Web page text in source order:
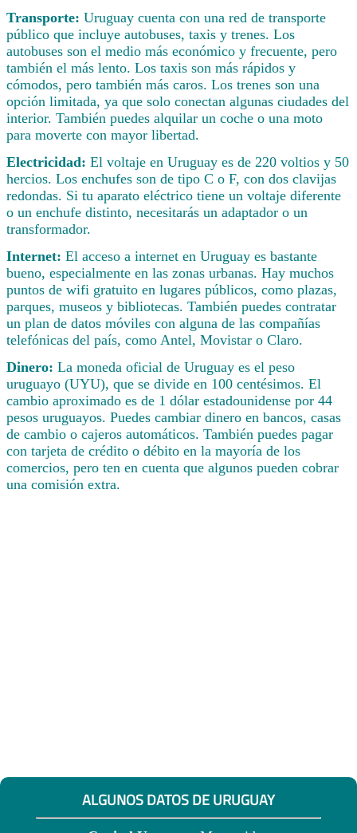
Transporte: Uruguay cuenta con una red de transporte
público que incluye autobuses, taxis y trenes. Los
autobuses son el medio más económico y frecuente, pero
también el más lento. Los taxis son más rápidos y
cómodos, pero también más caros. Los trenes son una
opción limitada, ya que solo conectan algunas ciudades del
interior. También puedes alquilar un coche o una moto
para moverte con mayor libertad.
Electricidad: El voltaje en Uruguay es de 220 voltios y 50
hercios. Los enchufes son de tipo C o F, con dos clavijas
redondas. Si tu aparato eléctrico tiene un voltaje diferente
o un enchufe distinto, necesitarás un adaptador o un
transformador.
Internet: El acceso a internet en Uruguay es bastante
bueno, especialmente en las zonas urbanas. Hay muchos
puntos de wifi gratuito en lugares públicos, como plazas,
parques, museos y bibliotecas. También puedes contratar
un plan de datos móviles con alguna de las compañías
telefónicas del país, como Antel, Movistar o Claro.
Dinero: La moneda oficial de Uruguay es el peso
uruguayo (UYU), que se divide en 100 centésimos. El
cambio aproximado es de 1 dólar estadounidense por 44
pesos uruguayos. Puedes cambiar dinero en bancos, casas
de cambio o cajeros automáticos. También puedes pagar
con tarjeta de crédito o débito en la mayoría de los
comercios, pero ten en cuenta que algunos pueden cobrar
una comisión extra.
ALGUNOS DATOS DE URUGUAY